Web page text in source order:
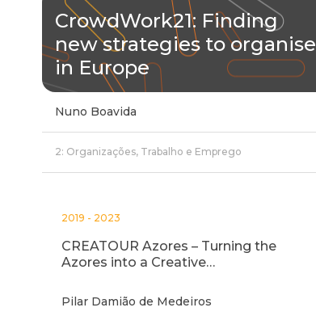
CrowdWork21: Finding
new strategies to organise
in Europe
Nuno Boavida
2: Organizações, Trabalho e Emprego
2019 - 2023
CREATOUR Azores – Turning the
Azores into a Creative…
Pilar Damião de Medeiros